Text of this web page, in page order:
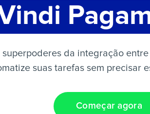
da integração
suas tarefas sem precisar
Começar agora